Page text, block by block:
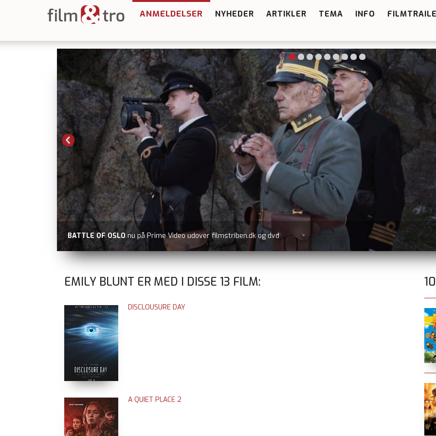
ANMELDELSER NYHEDER ARTIKLER TEMA INFO
SPIDER-MAN: BRAND NEW DAY i biografen
EMILY BLUNT ER MED I DISSE 13 FILM:
DISCLOUSURE DAY
A QUIET PLACE 2